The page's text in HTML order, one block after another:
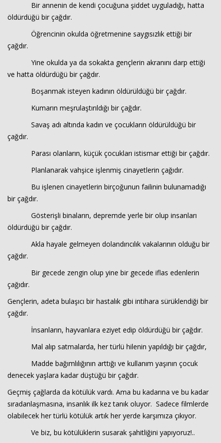
Bir annenin de kendi çocuğuna şiddet uyguladığı, hatta
öldürdüğü bir çağdır.
Öğrencinin okulda öğretmenine saygısızlık ettiği bir
çağdır.
Yine okulda ya da sokakta gençlerin akranını darp ettiği
ve hatta öldürdüğü bir çağdır.
Boşanmak isteyen kadının öldürüldüğü bir çağdır.
Kumarın meşrulaştırıldığı bir çağdır.
Savaş adı altında kadın ve çocukların öldürüldüğü bir
çağdır.
Parası olanların, küçük çocukları istismar ettiği bir çağdır.
Planlanarak vahşice işlenmiş cinayetlerin çağıdır.
Bu işlenen cinayetlerin birçoğunun failinin bulunamadığı
bir çağdır.
Gösterişli binaların, depremde yerle bir olup insanları
öldürdüğü bir çağdır.
Akla hayale gelmeyen dolandırıcılık vakalarının olduğu bir
çağdır.
Bir gecede zengin olup yine bir gecede iflas edenlerin
çağıdır.
Gençlerin, adeta bulaşıcı bir hastalık gibi intihara sürüklendiği bir
çağdır.
İnsanların, hayvanlara eziyet edip öldürdüğü bir çağdır.
Mal alıp satmalarda, her türlü hilenin yapıldığı bir çağdır,
Madde bağımlılığının arttığı ve kullanım yaşının çocuk
denecek yaşlara kadar düştüğü bir çağdır.
Geçmiş çağlarda da kötülük vardı. Ama bu kadarına ve bu kadar
sıradanlaşmasına, insanlık ilk kez tanık oluyor. Sadece filmlerde
olabilecek her türlü kötülük artık her yerde karşımıza çıkıyor.
Ve biz, bu kötülüklerin susarak şahitliğini yapıyoruz!..
Haberin Doğru Adresi.